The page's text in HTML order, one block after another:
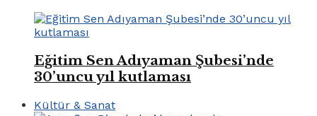
Eğitim Sen Adıyaman Şubesi’nde
30’uncu yıl kutlaması
Kültür & Sanat